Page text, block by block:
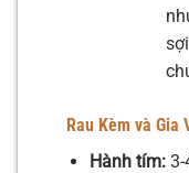
Rau Kèm và Gia
Hành tím:3-